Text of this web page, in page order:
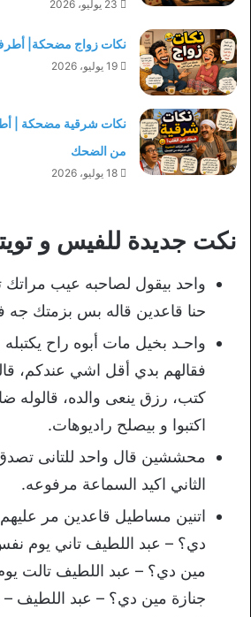
23 يوليو، 2026
نكات زواج مضحكة|
19 يوليو، 2026
نكات شرقية مضحكة |
من الضحك
18 يوليو، 2026
نكت جديدة للفيس و
واحد بيقول لصاحبه عيب
حنا قاعدين قاله بس بزمتك جه
واحـد بخيل مات أبوه راح
فقالهم بدي أقل اشي عندكم،
كتب، رزق ينعى والده، قالوله
اكتبوا و بيصلح راديوهات.
محششين قال واحد للتانى
الثاني اكيد السماعة مرفوعه.
اتنين مساطيل قاعدين مر
دي؟ – عبد اللطيف تاني يوم
مين دي؟ – عبد اللطيف تالت
جنازة مين دي؟ – عبد اللطيف